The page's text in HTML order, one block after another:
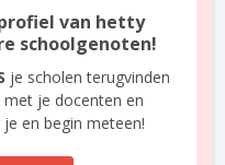
van hetty
schoolgenoten!
je scholen terugvinden
je docenten en
en begin meteen!